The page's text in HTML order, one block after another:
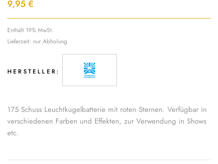
9,95 €
Enthält 19% MwSt.
Lieferzeit: nur Abholung
HERSTELLER:
175 Schuss Leuchtkugelbatterie mit roten Sternen. Verfügbar in
verschiedenen Farben und Effekten, zur Verwendung in Shows
etc.